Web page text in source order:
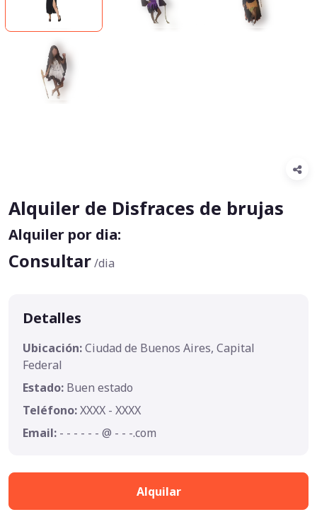
Alquiler de Disfraces de brujas
Alquiler por dia:
Consultar/dia
Detalles
Ubicación:Ciudad de Buenos Aires, Capital
Federal
Estado: Buen estado
Teléfono:XXXX - XXXX
Email: - - - - - - @ - - -.com
Alquilar